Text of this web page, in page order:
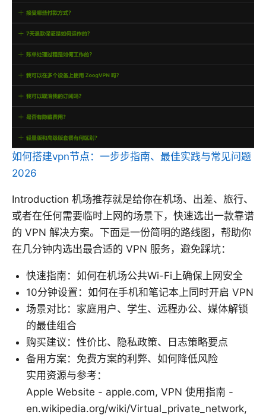
如何搭建vpn节点：一步步指南、最佳实践与常见问题
2026
Introduction 机场推荐就是给你在机场、出差、旅行、
或者在任何需要临时上网的场景下，快速选出一款靠谱
的 VPN 解决方案。下面是一份简明的路线图，帮助你
在几分钟内选出最合适的 VPN 服务，避免踩坑：
快速指南：如何在机场公共Wi-Fi上确保上网安全
10分钟设置：如何在手机和笔记本上同时开启 VPN
场景对比：家庭用户、学生、远程办公、媒体解锁
的最佳组合
购买建议：性价比、隐私政策、日志策略要点
备用方案：免费方案的利弊、如何降低风险
实用资源与参考：
Apple Website - apple.com, VPN 使用指南 -
en.wikipedia.org/wiki/Virtual_private_network,